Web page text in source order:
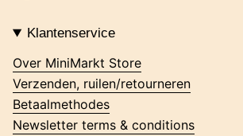
t
g
r
a
Klantenservice
Over MiniMarkt Store
Verzenden, ruilen/retourneren
Betaalmethodes
Newsletter terms & conditions